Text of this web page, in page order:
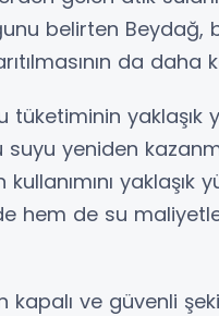
belirten Beydağ,
da
tüketiminin yaklaşık
suyu yeniden
hem de su
ve güvenli